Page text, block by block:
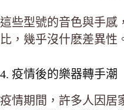
這些型號的音色與手感
比，幾乎沒什麽差異性
4. 疫情後的樂器轉手潮
疫情期間，許多人因居